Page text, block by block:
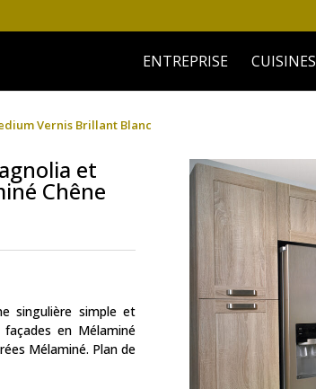
ENTREPRISE CUISINES
Vernis Brillant Blanc
et
Chêne
singulière simple et
en Mélaminé
Mélaminé. Plan de